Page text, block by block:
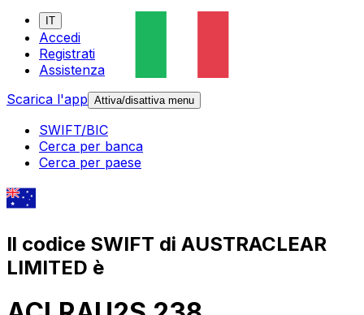
IT
Accedi
Registrati
Assistenza
Scarica l'app Attiva/disattiva menu
SWIFT/BIC
Cerca per banca
Cerca per paese
Il codice SWIFT di AUSTRACLEAR
LIMITED è